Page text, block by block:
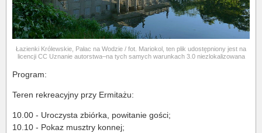
Łazienki Królewskie, Pałac na Wodzie / fot. Mariokol, ten plik udostępniony jest na
licencji CC Uznanie autorstwa–na tych samych warunkach 3.0 niezlokalizowana
Program:
Teren rekreacyjny przy Ermitażu:
10.00 - Uroczysta zbiórka, powitanie gości;
10.10 - Pokaz musztry konnej;